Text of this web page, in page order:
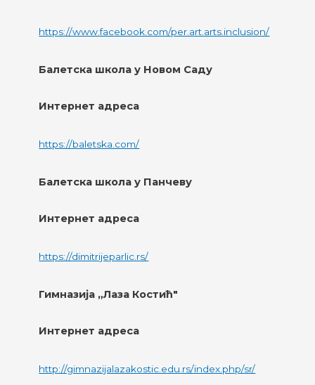
https://www.facebook.com/per.art.arts.inclusion/
Балетска школа у Новом Саду
Интернет адреса
https://baletska.com/
Балетска школа у Панчеву
Интернет адреса
https://dimitrijeparlic.rs/
Гимназија „Лаза Костић"
Интернет адреса
http://gimnazijalazakostic.edu.rs/index.php/sr/